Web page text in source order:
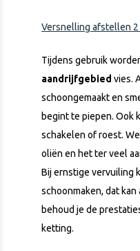
Versnelling afstellen 2
Tijdens gebruik
aandrijfgebied vies.
schoongemaakt en
begint te piepen. Ook
schakelen of roest.
oliën en het ter veel
Bij ernstige vervuiling
schoonmaken, dat
behoud je de
ketting.